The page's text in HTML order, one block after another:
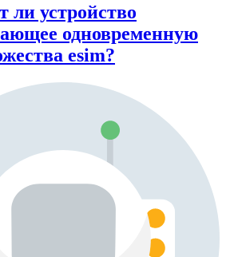
ли устройство
одновременную
esim?